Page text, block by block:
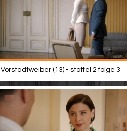
Vorstadtweiber (13) - staffel 2 folge 3